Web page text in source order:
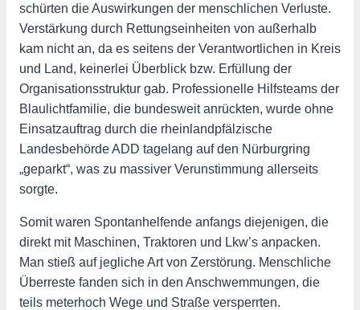
schürten die Auswirkungen der menschlichen Verluste.
Verstärkung durch Rettungseinheiten von außerhalb
kam nicht an, da es seitens der Verantwortlichen in Kreis
und Land, keinerlei Überblick bzw. Erfüllung der
Organisationsstruktur gab. Professionelle Hilfsteams der
Blaulichtfamilie, die bundesweit anrückten, wurde ohne
Einsatzauftrag durch die rheinlandpfälzische
Landesbehörde ADD tagelang auf den Nürburgring
„geparkt“, was zu massiver Verunstimmung allerseits
sorgte.
Somit waren Spontanhelfende anfangs diejenigen, die
direkt mit Maschinen, Traktoren und Lkw’s anpacken.
Man stieß auf jegliche Art von Zerstörung. Menschliche
Überreste fanden sich in den Anschwemmungen, die
teils meterhoch Wege und Straße versperrten.